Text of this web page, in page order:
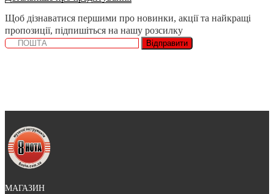
Щоб дізнаватися першими про новинки, акції та найкращі
пропозиції, підпишіться на нашу розсилку
Відправити
МАГАЗИН